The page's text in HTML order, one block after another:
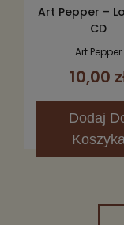
Art Pepper –
CD
Art Pepper
10,00
Dodaj
Koszyka